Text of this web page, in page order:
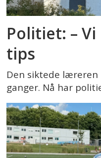
Politiet: –
tips
Den siktede
ganger. Nå har